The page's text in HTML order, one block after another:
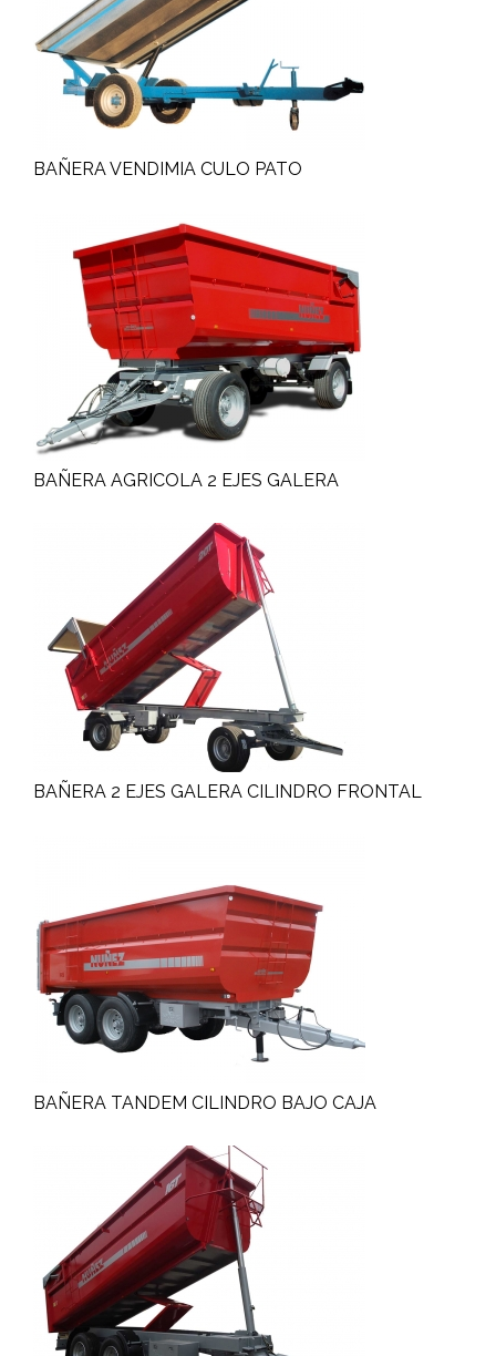
BAÑERA VENDIMIA CULO PATO
BAÑERA AGRICOLA 2 EJES GALERA
BAÑERA 2 EJES GALERA CILINDRO FRONTAL
BAÑERA TANDEM CILINDRO BAJO CAJA